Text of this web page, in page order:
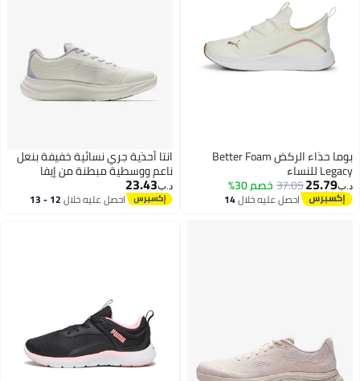
بوما حذاء الركض Better Foam
Legacy للنساء
د.ب‏25.79
37.05خصم 30%
احصل عليه خلال14
انتا أحذية جري نسائية خفيفة بنعل
ناعم ووسطية مبطنة من إيفا
د.ب‏23.43
احصل عليه خلال 12 - 13